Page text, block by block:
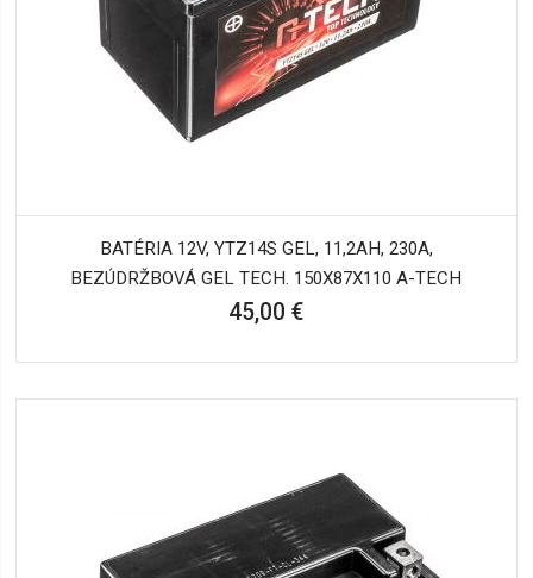
BATÉRIA 12V, YTZ14S GEL, 11,2AH, 230A,
BEZÚDRŽBOVÁ GEL TECH. 150X87X110 A-TECH
45,00 €